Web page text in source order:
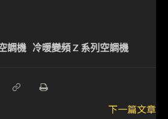
調機 冷暖變頻 Z 系列空調機
下一篇文章